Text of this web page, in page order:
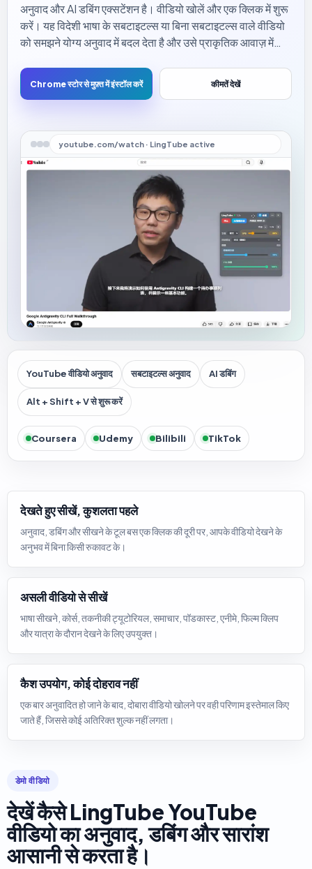
अनुवाद और AI डबिंग एक्सटेंशन है। वीडियो खोलें और एक क्लिक में शुरू
करें। यह विदेशी भाषा के सबटाइटल्स या बिना सबटाइटल्स वाले वीडियो
को समझने योग्य अनुवाद में बदल देता है और उसे प्राकृतिक आवाज़ में
Chrome स्टोर से मुफ़्त में इंस्टॉल करें कीमतें देखें
youtube.com/watch · LingTube active
YouTube वीडियो अनुवाद सबटाइटल्स अनुवाद AI डबिंग
Alt + Shift + V से शुरू करें
Coursera Udemy Bilibili TikTok
देखते हुए सीखें, कुशलता पहले
अनुवाद, डबिंग और सीखने के टूल बस एक क्लिक की दूरी पर, आपके वीडियो देखने के
अनुभव में बिना किसी रुकावट के।
असली वीडियो से सीखें
भाषा सीखने, कोर्स, तकनीकी ट्यूटोरियल, समाचार, पॉडकास्ट, एनीमे, फिल्म क्लिप
और यात्रा के दौरान देखने के लिए उपयुक्त।
कैश उपयोग, कोई दोहराव नहीं
एक बार अनुवादित हो जाने के बाद, दोबारा वीडियो खोलने पर वही परिणाम इस्तेमाल किए
जाते हैं, जिससे कोई अतिरिक्त शुल्क नहीं लगता।
डेमो वीडियो
देखें कैसे LingTube YouTube
वीडियो का अनुवाद, डबिंग और सारांश
आसानी से करता है।